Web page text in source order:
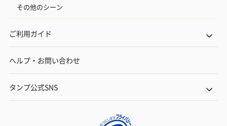
その他のシーン
ご利用ガイド
ヘルプ・お問い合わせ
タンプ公式SNS